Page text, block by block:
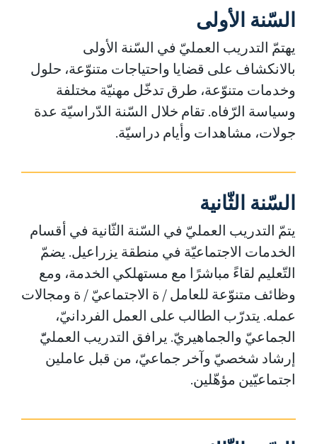
السّنة الأولى
يهتمّ التدريب العمليّ في السّنة الأولى
بالانكشاف على قضايا واحتياجات متنوّعة، حلول
وخدمات متنوّعة، طرق تدخّل مهنيّة مختلفة
وسياسة الرّفاه. تقام خلال السّنة الدّراسيّة عدة
جولات، مشاهدات وأيام دراسيّة.
السّنة الثّانية
يتمّ التدريب العمليّ في السّنة الثّانية في أقسام
الخدمات الاجتماعيّة في منطقة يزراعيل. يضمّ
التّعليم لقاءً مباشرًا مع مستهلكي الخدمة، ومع
وظائف متنوّعة للعامل / ة الاجتماعيّ / ة ومجالات
عمله. يتدرّب الطالب على العمل الفردانيّ،
الجماعيّ والجماهيريّ. يرافق التدريب العمليّّ
إرشاد شخصيّ وآخر جماعيّ، من قبل عاملين
اجتماعيّين مؤهّلين.